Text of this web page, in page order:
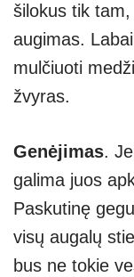
šilokus tik
augimas.
mulčiuoti
žvyras.
Genėjimas.
galima juos
Paskutinę
visų augalų
bus ne tokie